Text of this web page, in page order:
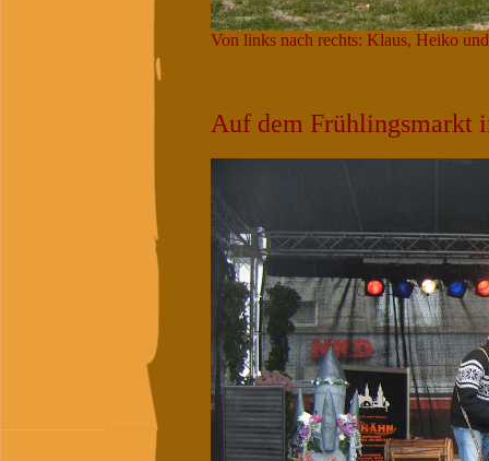
Von links nach rechts: Klaus, Heiko
Auf dem Frühlingsmarkt